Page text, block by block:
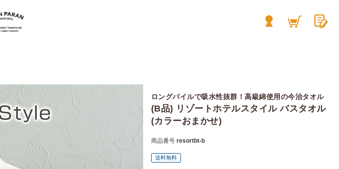
ロングパイルで吸水性抜群！高級綿使用の今治タオル
(B品) リゾートホテルスタイル バスタオル
(カラーおまかせ)
商品番号 resortbt-b
送料無料